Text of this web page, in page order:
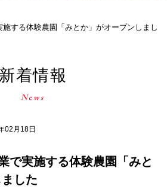
する体験農園「みとか」がオープンしまし
新着情報
02月18日
で実施する体験農園「みと
した